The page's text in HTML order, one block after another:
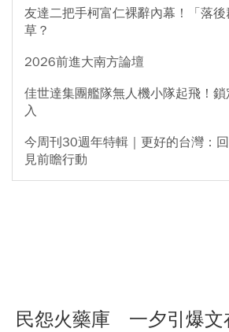
友達二把手柯富仁裸辭內幕！「落
草？
2026前進大南方論壇
佳世達集團艦隊無人機小隊起飛！
入
今周刊30週年特輯｜更好的台灣：
見前瞻行動
民怨火藥庫 一夕引爆文